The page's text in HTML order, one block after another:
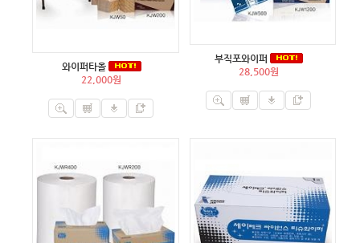
와이퍼타올
22,000원
부직포와이퍼
28,500원